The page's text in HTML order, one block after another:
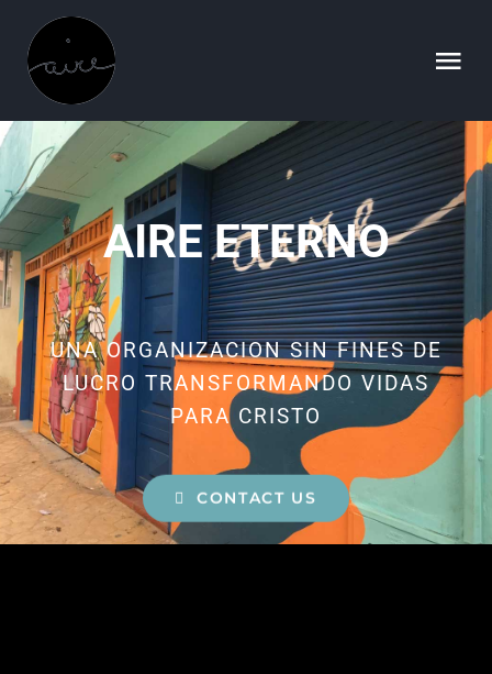
content
Home
NECESIDADES
INFORMES
HISTORIA
EQUIPO
VISITAS
AIRE ETERNO
UNA ORGANIZACION SIN FINES DE
LUCRO TRANSFORMANDO VIDAS
PARA CRISTO
CONTACT US